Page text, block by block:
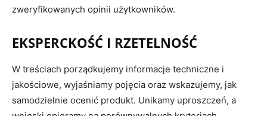
zweryfikowanych opinii użytkowników.
EKSPERCKOŚĆ I RZETELNOŚĆ
W treściach porządkujemy informacje techniczne i
jakościowe, wyjaśniamy pojęcia oraz wskazujemy, jak
samodzielnie ocenić produkt. Unikamy uproszczeń, a